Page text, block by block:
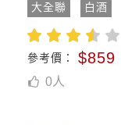
大全聯 白酒
參考價： $859
0人